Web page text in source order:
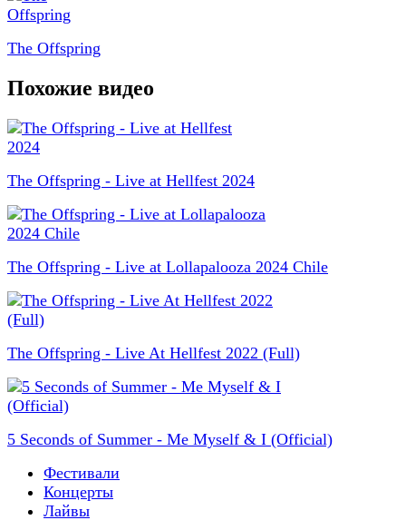
The Offspring
Похожие видео
The Offspring - Live at Hellfest 2024
The Offspring - Live at Lollapalooza 2024 Chile
The Offspring - Live At Hellfest 2022 (Full)
5 Seconds of Summer - Me Myself & I (Official)
Фестивали
Концерты
Лайвы